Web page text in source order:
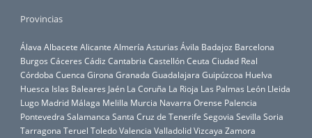
Provincias
Álava Albacete Alicante Almería Asturias Ávila Badajoz Barcelona
Burgos Cáceres Cádiz Cantabria CastellónCeuta Ciudad Real
Córdoba Cuenca Girona Granada Guadalajara Guipúzcoa Huelva
Huesca Islas Baleares Jaén La Coruña La Rioja Las Palmas León Lleida
Lugo Madrid Málaga Melilla Murcia Navarra Orense Palencia
Pontevedra Salamanca Santa Cruz de Tenerife Segovia Sevilla Soria
Tarragona Teruel ToledoValencia ValladolidVizcaya Zamora